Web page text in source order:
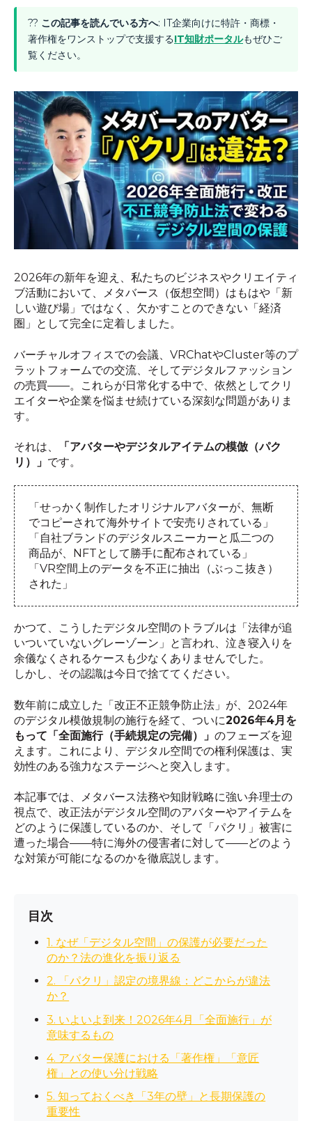
?? この記事を読んでいる方へ: IT企業向けに特許・商標・
著作権をワンストップで支援するIT知財ポータルもぜひご
覧ください。
2026年の新年を迎え、私たちのビジネスやクリエイティ
ブ活動において、メタバース（仮想空間）はもはや「新
しい遊び場」ではなく、欠かすことのできない「経済
圏」として完全に定着しました。
バーチャルオフィスでの会議、VRChatやCluster等のプ
ラットフォームでの交流、そしてデジタルファッション
の売買――。これらが日常化する中で、依然としてクリ
エイターや企業を悩ませ続けている深刻な問題がありま
す。
それは、
「アバターやデジタルアイテムの模倣（パク
リ）」 です。
「せっかく制作したオリジナルアバターが、無断
でコピーされて海外サイトで安売りされている」
「自社ブランドのデジタルスニーカーと瓜二つの
商品が、NFTとして勝手に配布されている」
「VR空間上のデータを不正に抽出（ぶっこ抜き）
された」
かつて、こうしたデジタル空間のトラブルは「法律が追
いついていないグレーゾーン」と言われ、泣き寝入りを
余儀なくされるケースも少なくありませんでした。
しかし、その認識は今日で捨ててください。
数年前に成立した「改正不正競争防止法」が、2024年
のデジタル模倣規制の施行を経て、ついに2026年4月を
もって「全面施行（手続規定の完備）」 のフェーズを迎
えます。これにより、デジタル空間での権利保護は、実
効性のある強力なステージへと突入します。
本記事では、メタバース法務や知財戦略に強い弁理士の
視点で、改正法がデジタル空間のアバターやアイテムを
どのように保護しているのか、そして「パクリ」被害に
遭った場合――特に海外の侵害者に対して――どのよう
な対策が可能になるのかを徹底説します。
目次
1. なぜ「デジタル空間」の保護が必要だった
のか？法の進化を振り返る
2. 「パクリ」認定の境界線：どこからが違法
か？
3. いよいよ到来！2026年4月「全面施行」が
意味するもの
4. アバター保護における「著作権」「意匠
権」との使い分け戦略
5. 知っておくべき「3年の壁」と長期保護の
重要性